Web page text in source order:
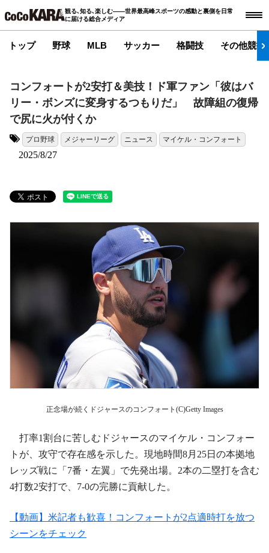
観る､知る､楽しむ――世界最高峰スポーツの感動と裏側を日常
に届ける総合メディア
トップ 野球 MLB サッカー 格闘技 その他競技
コンフォートが2安打＆美技！ド軍ファン「彼はバ
リー・ボンズに変身するつもりだ」 故障組の復帰
で尻に火が付くか
プロ野球 メジャーリーグ ニュース マイケル・コンフォート
2025/8/27
正念場が続くドジャースのコンフォート(C)Getty Images
打率1割台に苦しむドジャースのマイケル・コンフォー
トが、攻守で存在感を示した。現地時間8月25日の本拠地
レッズ戦に「7番・左翼」で先発出場。2本の二塁打を含む
4打数2安打で、7-0の完勝に貢献した。
【動画】米記者も歓喜！コンフォートが2点適時打を放つ
シーンをチェック